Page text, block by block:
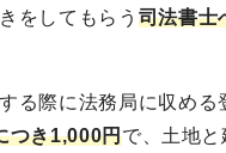
をしてもらう 司法書士
る際に法務局に収める
つき1,000円で、土地と